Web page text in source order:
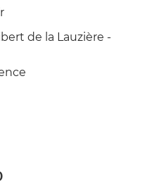
de la Lauzière -